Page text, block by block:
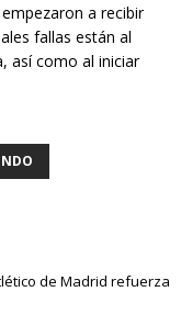
a recibir
fallas están al
así como al iniciar
de Madrid refuerza